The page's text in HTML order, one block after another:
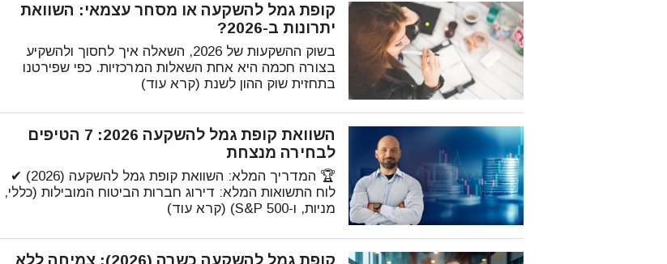
קופת גמל להשקעה או מסחר עצמאי: השוואת
יתרונות ב-2026?
בשוק ההשקעות של 2026, השאלה איך לחסוך ולהשקיע
בצורה חכמה היא אחת השאלות המרכזיות. כפי שפירטנו
בתחזית שוק ההון לשנת (קרא עוד)
השוואת קופת גמל להשקעה 2026: 7 הטיפים
לבחירה מנצחת
🏆 המדריך המלא: השוואת קופת גמל להשקעה (2026) ✔
לוח התשואות המלא: דירוג חברות הביטוח המובילות (כללי,
מניות, ו-S&P 500) (קרא עוד)
קופת גמל להשקעה כשרה (2026): צמיחה ללא